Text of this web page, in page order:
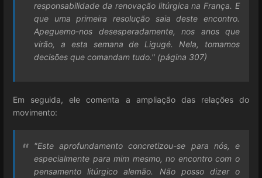
responsabilidade da renovação litúrgica na França. E
que uma primeira resolução saia deste encontro.
Apeguemo-nos desesperadamente, nos anos que
virão, a esta semana de Ligugé. Nela, tomamos
decisões que comandam tudo." (página 307)
Em seguida, ele comenta a ampliação das relações do
movimento:
"Este aprofundamento concretizou-se para nós, e
especialmente para mim mesmo, no encontro com o
pensamento litúrgico alemão. Não posso dizer o